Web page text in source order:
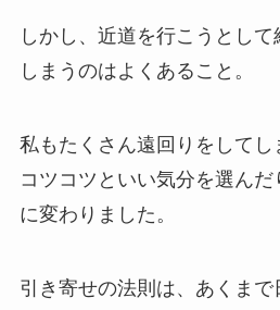
しかし、近道を行こうとし
しまうのはよくあること。
私もたくさん遠回りをしてし
コツコツといい気分を選ん
に変わりました。
引き寄せの法則は、あくま